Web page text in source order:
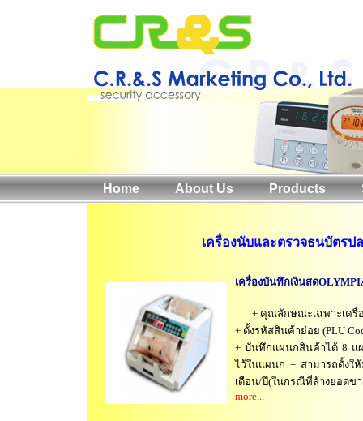
Home About Us Products
เครื่องนับและตรวจธนบัตร
เครื่องบันทึกเงินสด
+ คุณลักษณะเฉพาะเครื่อ
+ ตั้งรหัสสินค้าย่อย (PLU
+ บันทึกแผนกสินค้าได้ 8 แ
ไว้ในแผนก + สามารถตั้งใ
เดือน/ปี(ในกรณีที่ล้างยอดข
more...